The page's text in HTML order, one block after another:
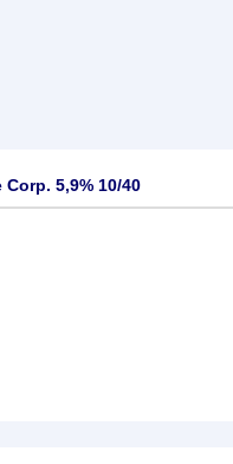
5,9% 10/40